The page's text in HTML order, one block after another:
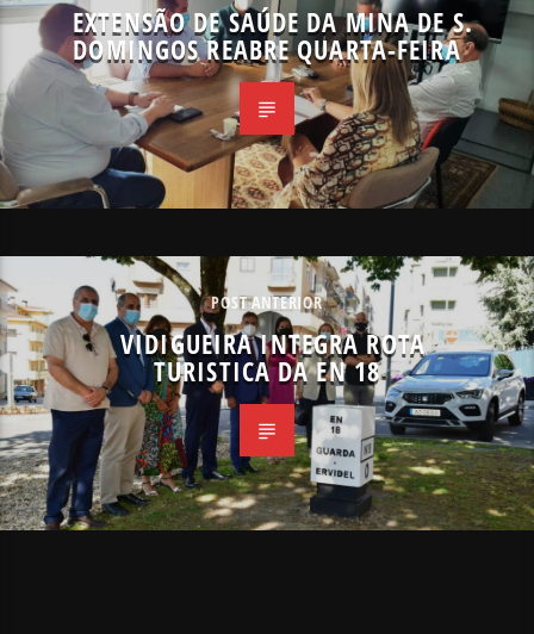
EXTENSÃO DE SAÚDE DA MINA DE S.
DOMINGOS REABRE QUARTA-FEIRA
POST ANTERIOR
VIDIGUEIRA INTEGRA ROTA
TURISTICA DA EN 18